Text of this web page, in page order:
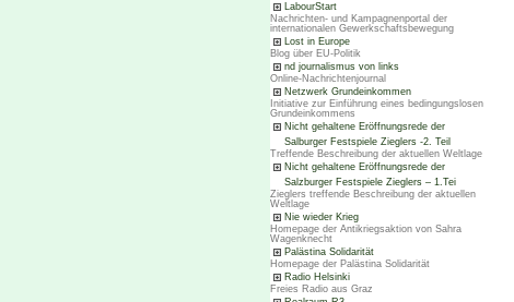
LabourStart
Nachrichten- und Kampagnenportal der
internationalen Gewerkschaftsbewegung
Lost in Europe
Blog über EU-Politik
nd journalismus von links
Online-Nachrichtenjournal
Netzwerk Grundeinkommen
Initiative zur Einführung eines bedingungslosen
Grundeinkommens
Nicht gehaltene Eröffnungsrede der
Salburger Festspiele Zieglers -2. Teil
Treffende Beschreibung der aktuellen Weltlage
Nicht gehaltene Eröffnungsrede der
Salzburger Festspiele Zieglers – 1.Tei
Zieglers treffende Beschreibung der aktuellen
Weltlage
Nie wieder Krieg
Homepage der Antikriegsaktion von Sahra
Wagenknecht
Palästina Solidarität
Homepage der Palästina Solidarität
Radio Helsinki
Freies Radio aus Graz